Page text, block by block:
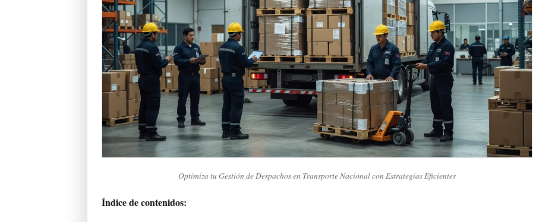
Optimiza tu Gestión de Despachos en Transporte Nacional con Estrategias Eficientes
Índice de contenidos: